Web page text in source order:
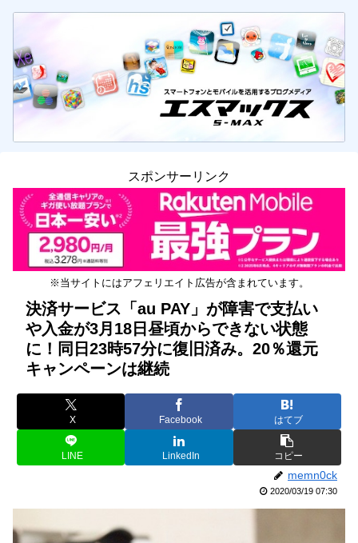
スポンサーリンク
※当サイトにはアフェリエイト広告が含まれています。
決済サービス「au PAY」が障害で支払い
や入金が3月18日昼頃からできない状態
に！同日23時57分に復旧済み。20％還元
キャンペーンは継続
X Facebook はてブ
LINE LinkedIn コピー
memn0ck
2020/03/19 07:30